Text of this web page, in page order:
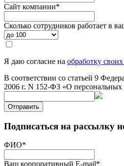
Сайт компании*
Сколько сотрудников работает в
Я даю согласие на обработку
В соответствии со статьей 9
2006 г. N 152-ФЗ «О
Отправить
Подписаться на рассылку
ФИО*
Ваш корпоративный E-mail*